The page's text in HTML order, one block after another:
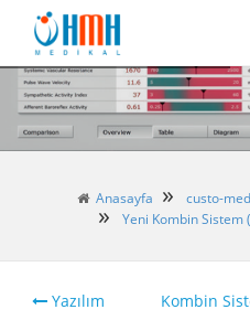
Anasayfa custo-med
Yeni Kombin Sistem
Yazılım Kombin